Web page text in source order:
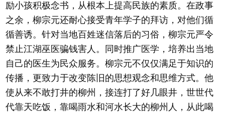
励小孩积极念书，从根本上提高民族的素质。在政事
之余，柳宗元还耐心接受青年学子的拜访，对他们循
循善诱。针对当地百姓迷信落后的习俗，柳宗元严令
禁止江湖巫医骗钱害人。同时推广医学，培养出当地
自己的医生为民众服务。柳宗元不仅仅满足于知识的
传播，更致力于改变陈旧的思想观念和思维方式。他
使从来不敢打井的柳州，接连打了好几眼井，世世代
代靠天吃饭，靠喝雨水和河水长大的柳州人，从此喝